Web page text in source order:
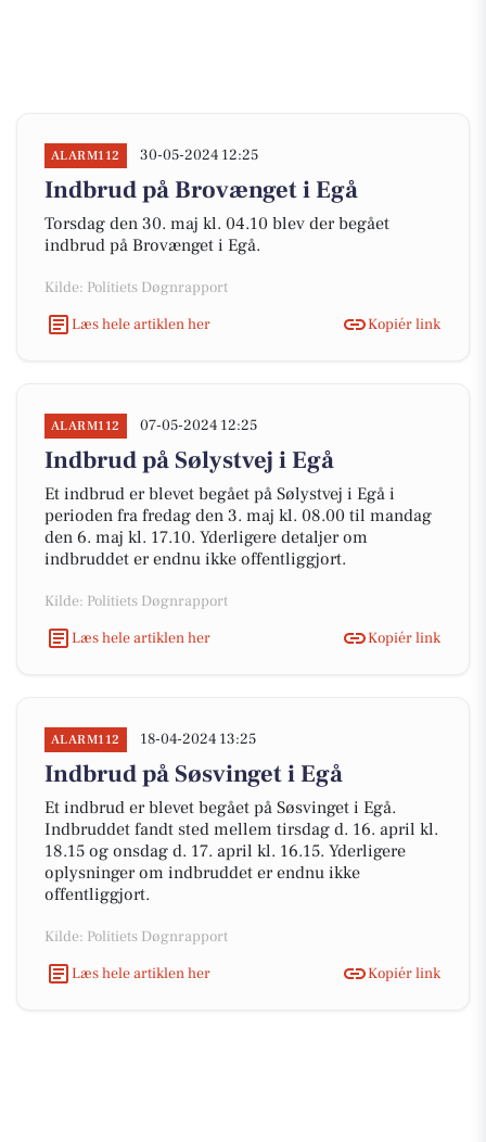
ALARM112 30-05-2024 12:25
Indbrud på Brovænget i Egå
Torsdag den 30. maj kl. 04.10 blev der begået
indbrud på Brovænget i Egå.
Kilde: Politiets Døgnrapport
Læs hele artiklen her
Kopiér link
ALARM112 07-05-2024 12:25
Indbrud på Sølystvej i Egå
Et indbrud er blevet begået på Sølystvej i Egå i
perioden fra fredag den 3. maj kl. 08.00 til mandag
den 6. maj kl. 17.10. Yderligere detaljer om
indbruddet er endnu ikke offentliggjort.
Kilde: Politiets Døgnrapport
Læs hele artiklen her
Kopiér link
ALARM112 18-04-2024 13:25
Indbrud på Søsvinget i Egå
Et indbrud er blevet begået på Søsvinget i Egå.
Indbruddet fandt sted mellem tirsdag d. 16. april kl.
18.15 og onsdag d. 17. april kl. 16.15. Yderligere
oplysninger om indbruddet er endnu ikke
offentliggjort.
Kilde: Politiets Døgnrapport
Læs hele artiklen her
Kopiér link